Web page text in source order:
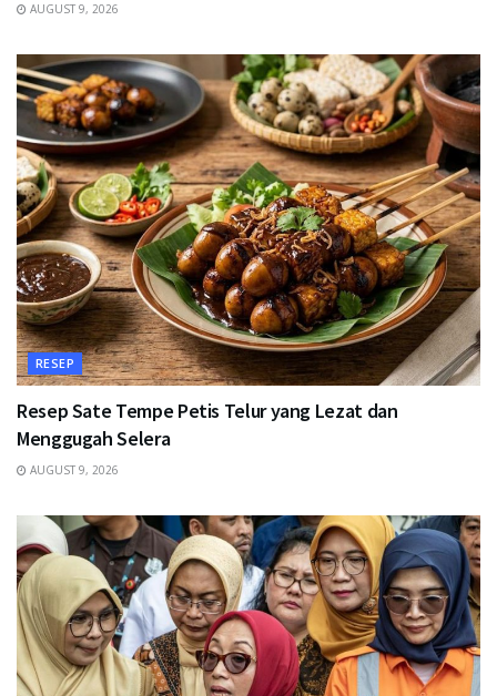
AUGUST 9, 2026
RESEP
Resep Sate Tempe Petis Telur yang Lezat dan
Menggugah Selera
AUGUST 9, 2026